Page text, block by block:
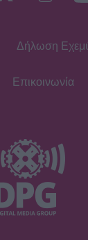
Τζανουδάκη
Η φωτό
Δήλωση
Επικοινωνία